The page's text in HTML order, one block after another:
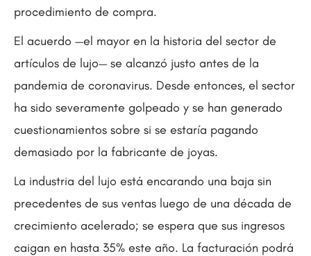
procedimiento de compra.
El acuerdo —el mayor en la historia del sector de
artículos de lujo— se alcanzó justo antes de la
pandemia de coronavirus. Desde entonces, el sector
ha sido severamente golpeado y se han generado
cuestionamientos sobre si se estaría pagando
demasiado por la fabricante de joyas.
La industria del lujo está encarando una baja sin
precedentes de sus ventas luego de una década de
crecimiento acelerado; se espera que sus ingresos
caigan en hasta 35% este año. La facturación podrá